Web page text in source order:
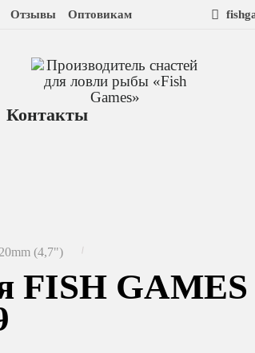
Отзывы Оптовикам
Контакты
(4,7")
FISH GAMES